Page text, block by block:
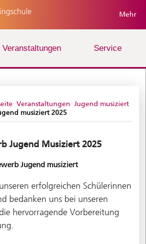
Mehr
Veranstaltungen Service
Veranstaltungen Jugend musiziert
musiziert 2025
Jugend Musiziert 2025
Jugend musiziert
erfolgreichen Schülerinnen
bedanken uns bei unseren
hervorragende Vorbereitung